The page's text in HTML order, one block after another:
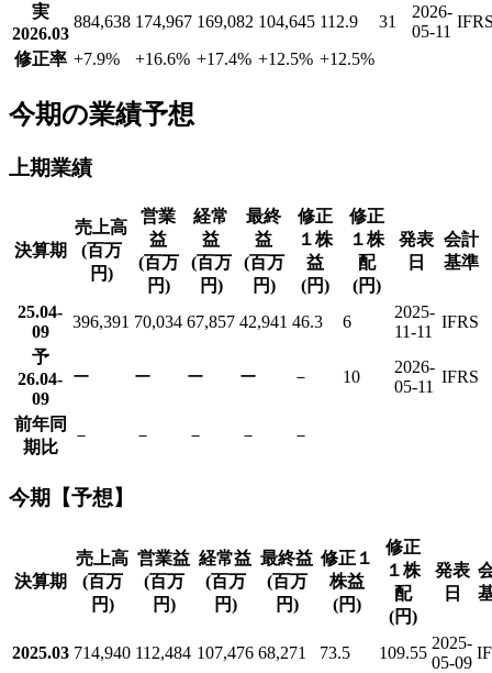
実
2026.03
884,638 174,967 169,082 104,645 112.9 31
2026-
05-11
修正率 +7.9% +16.6% +17.4% +12.5% +12.5%
今期の業績予想
上期業績
決算期
売上高
(百万
円)
営業
益
(百万
円)
経常
益
(百万
円)
最終
益
(百万
円)
修正
１株
益
(円)
修正
１株
配
(円)
発表
日
会計
基準
25.04-
09
396,391 70,034 67,857 42,941 46.3 6
2025-
11-11
IFRS
予
26.04-
09
ー ー ー ー － 10
2026-
05-11
IFRS
前年同
期比
－ － － － －
今期【予想】
決算期
売上高
(百万
円)
営業益
(百万
円)
経常益
(百万
円)
最終益
(百万
円)
修正１
株益
(円)
修正
１株
配
(円)
発表
日
2025.03 714,940 112,484 107,476 68,271 73.5 109.55
2025-
05-09